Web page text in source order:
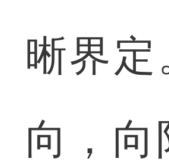
晰界定
向，